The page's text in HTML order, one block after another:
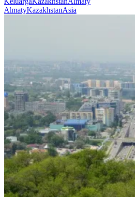
AlmatyKazakhstanAsia